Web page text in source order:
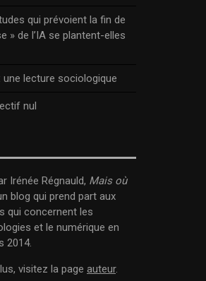
qui prévoient la fin de
» de l’IA se plantent-elles
une lecture sociologique
nul
Irénée Régnauld, Mais où
blog qui prend part aux
qui concernent les
et le numérique en
2014.
visitez la page auteur.